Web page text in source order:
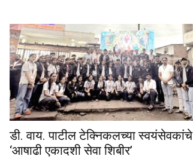
डी. वाय. पाटील टेक्निकलच्या स्वयंसेवकांचे
‘आषाढी एकादशी सेवा शिबीर’